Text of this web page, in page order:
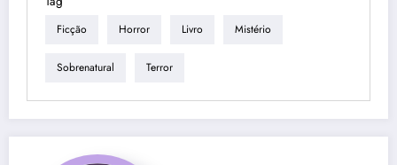
Ficção Horror Livro Mistério
Sobrenatural Terror